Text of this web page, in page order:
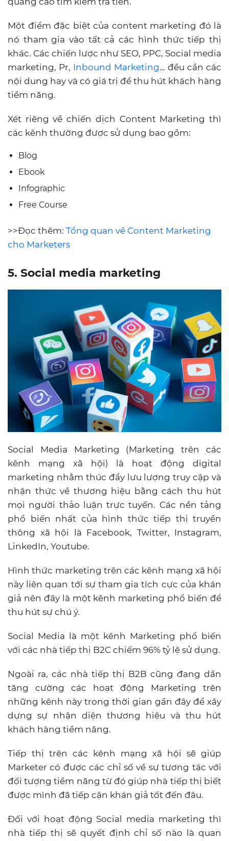
Một điểm đặc biệt của content marketing đó là
nó tham gia vào tất cả các hình thức tiếp thị
khác. Các chiến lược như SEO, PPC, Social media
marketing, Pr, Inbound Marketing… đều cần các
nội dung hay và có giá trị để thu hút khách hàng
tiềm năng.
Xét riêng về chiến dịch Content Marketing thì
các kênh thường được sử dụng bao gồm:
Blog
Ebook
Infographic
Free Course
>>Đọc thêm: Tổng quan về Content Marketing
cho Marketers
5. Social media marketing
Social Media Marketing (Marketing trên các
kênh mạng xã hội) là hoạt động digital
marketing nhằm thúc đẩy lưu lượng truy cập và
nhận thức về thương hiệu bằng cách thu hút
mọi người thảo luận trực tuyến. Các nền tảng
phổ biến nhất của hình thức tiếp thị truyền
thông xã hội là Facebook, Twitter, Instagram,
LinkedIn, Youtube.
Hình thức marketing trên các kênh mạng xã hội
này liên quan tới sự tham gia tích cực của khán
giả nên đây là một kênh marketing phổ biến để
thu hút sự chú ý.
Social Media là một kênh Marketing phổ biến
với các nhà tiếp thị B2C chiếm 96% tỷ lệ sử dụng.
Ngoài ra, các nhà tiếp thị B2B cũng đang dần
tăng cường các hoạt động Marketing trên
những kênh này trong thời gian gần đây để xây
dựng sự nhận diện thương hiệu và thu hút
khách hàng tiềm năng.
Tiếp thị trên các kênh mạng xã hội sẽ giúp
Marketer có được các chỉ số về sự tương tác với
đối tượng tiềm năng từ đó giúp nhà tiếp thị biết
được mình đã tiếp cận khán giả tốt đến đâu.
Đối với hoạt động Social media marketing thì
nhà tiếp thị sẽ quyết định chỉ số nào là quan